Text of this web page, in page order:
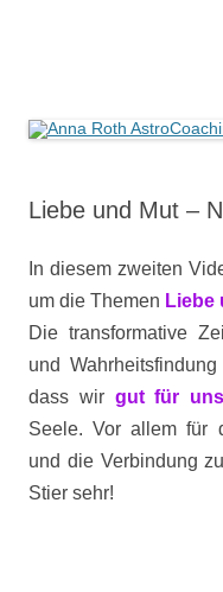
Liebe und Mut –
In diesem zweiten
um die Themen Liebe
Die transformative
und
dass wirgut für uns
Seele. Vor allem für
und die Verbindung
Stier sehr!